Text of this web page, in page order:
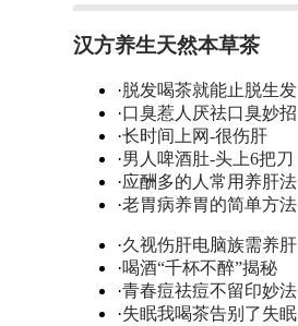
汉方养生天然本草茶
·脱发喝茶就能止脱生发
·口臭惹人厌祛口臭妙招
·长时间上网-很伤肝
·男人啤酒肚-头上6把刀
·应酬多的人常用养肝法
·老胃病养胃的简单方法
·久视伤肝电脑族需养肝
·喝酒“千杯不醉”揭秘
·青春痘祛痘不留印妙法
·失眠我喝茶告别了失眠